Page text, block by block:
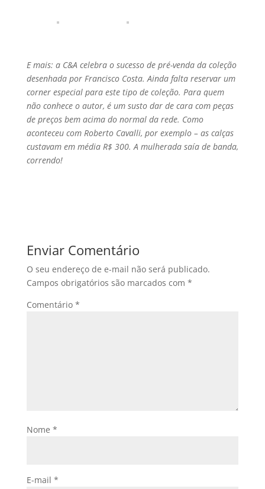
E mais: a C&A celebra o sucesso de pré-venda da coleção
desenhada por Francisco Costa. Ainda falta reservar um
corner especial para este tipo de coleção. Para quem
não conhece o autor, é um susto dar de cara com peças
de preços bem acima do normal da rede. Como
aconteceu com Roberto Cavalli, por exemplo – as calças
custavam em média R$ 300. A mulherada saí­a de banda,
correndo!
Enviar Comentário
O seu endereço de e-mail não será publicado.
Campos obrigatórios são marcados com *
Comentário *
Nome *
E-mail *